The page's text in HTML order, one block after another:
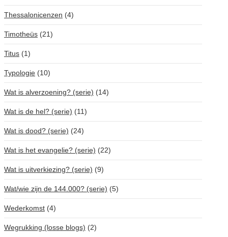
Thessalonicenzen (4)
Timotheüs (21)
Titus (1)
Typologie (10)
Wat is alverzoening? (serie) (14)
Wat is de hel? (serie) (11)
Wat is dood? (serie) (24)
Wat is het evangelie? (serie) (22)
Wat is uitverkiezing? (serie) (9)
Wat/wie zijn de 144.000? (serie) (5)
Wederkomst (4)
Wegrukking (losse blogs) (2)